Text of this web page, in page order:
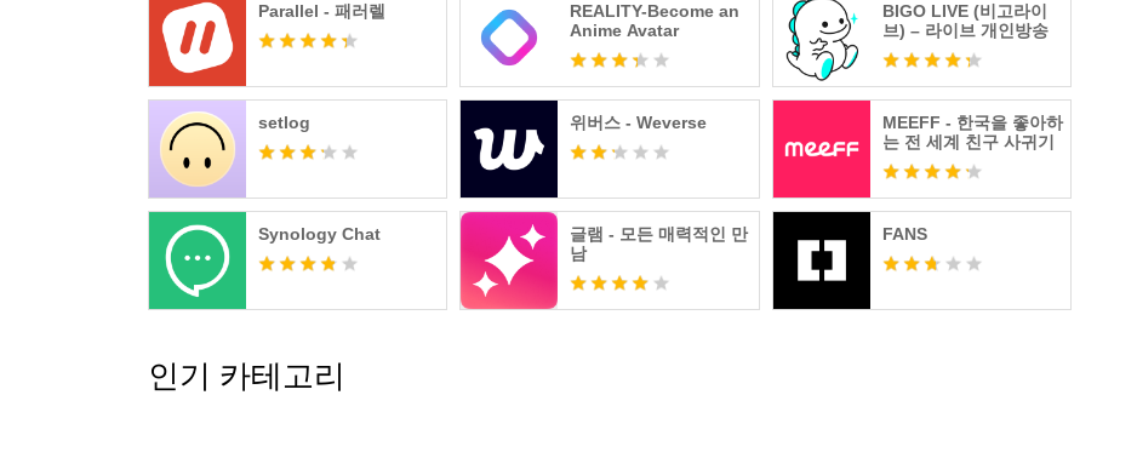
Parallel - 패러렐
REALITY-Become an
Anime Avatar
BIGO LIVE (비고라이
브) – 라이브 개인방송
setlog 위버스 - Weverse
MEEFF - 한국을 좋아하
는 전 세계 친구 사귀기
Synology Chat
글램 - 모든 매력적인 만
남
FANS
인기 카테고리